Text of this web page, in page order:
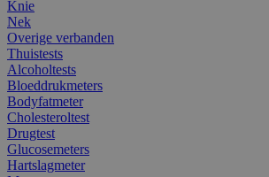
Knie
Nek
Overige verbanden
Thuistests
Alcoholtests
Bloeddrukmeters
Bodyfatmeter
Cholesteroltest
Drugtest
Glucosemeters
Hartslagmeter